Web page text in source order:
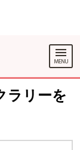
ラリーを